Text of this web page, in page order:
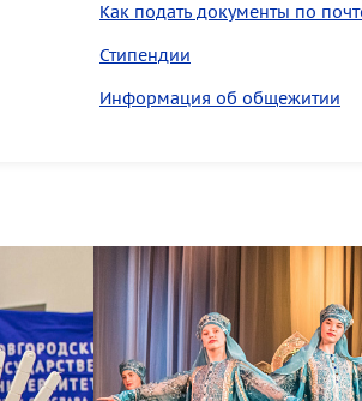
Как подать документы по
Стипендии
Информация об общежитии